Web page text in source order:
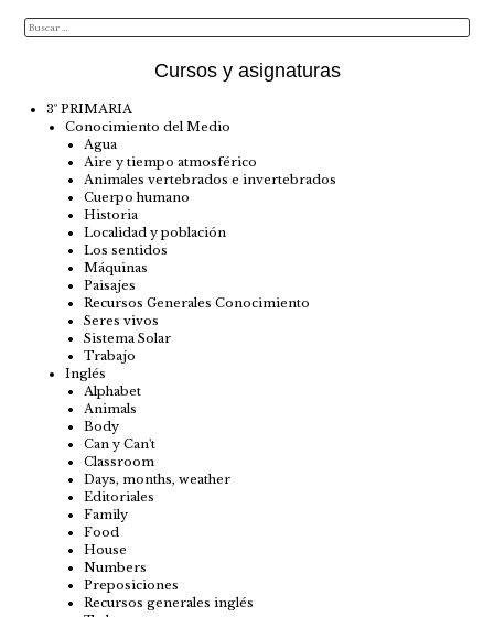
Cursos y asignaturas
3º PRIMARIA
Conocimiento del Medio
Agua
Aire y tiempo atmosférico
Animales vertebrados e invertebrados
Cuerpo humano
Historia
Localidad y población
Los sentidos
Máquinas
Paisajes
Recursos Generales Conocimiento
Seres vivos
Sistema Solar
Trabajo
Inglés
Alphabet
Animals
Body
Can y Can't
Classroom
Days, months, weather
Editoriales
Family
Food
House
Numbers
Preposiciones
Recursos generales inglés